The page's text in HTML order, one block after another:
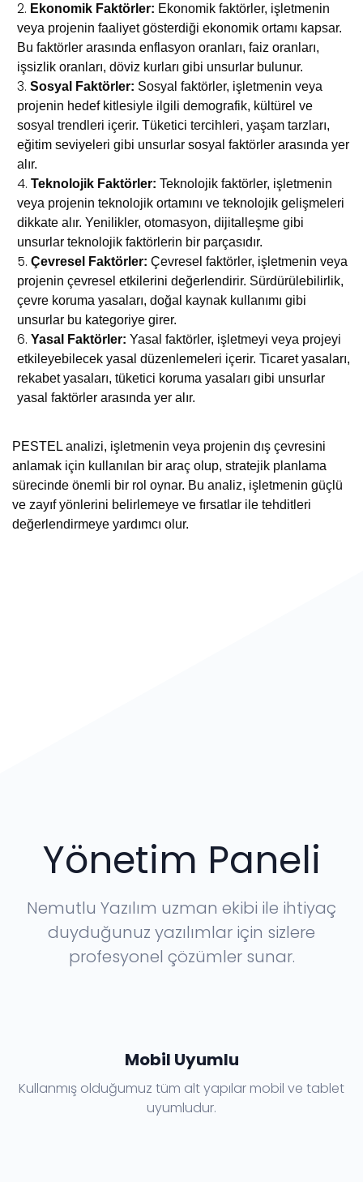
Ekonomik Faktörler: Ekonomik faktörler, işletmenin
veya projenin faaliyet gösterdiği ekonomik ortamı kapsar.
Bu faktörler arasında enflasyon oranları, faiz oranları,
işsizlik oranları, döviz kurları gibi unsurlar bulunur.
Sosyal Faktörler: Sosyal faktörler, işletmenin veya
projenin hedef kitlesiyle ilgili demografik, kültürel ve
sosyal trendleri içerir. Tüketici tercihleri, yaşam tarzları,
eğitim seviyeleri gibi unsurlar sosyal faktörler arasında yer
alır.
Teknolojik Faktörler: Teknolojik faktörler, işletmenin
veya projenin teknolojik ortamını ve teknolojik gelişmeleri
dikkate alır. Yenilikler, otomasyon, dijitalleşme gibi
unsurlar teknolojik faktörlerin bir parçasıdır.
Çevresel Faktörler: Çevresel faktörler, işletmenin veya
projenin çevresel etkilerini değerlendirir. Sürdürülebilirlik,
çevre koruma yasaları, doğal kaynak kullanımı gibi
unsurlar bu kategoriye girer.
Yasal Faktörler: Yasal faktörler, işletmeyi veya projeyi
etkileyebilecek yasal düzenlemeleri içerir. Ticaret yasaları,
rekabet yasaları, tüketici koruma yasaları gibi unsurlar
yasal faktörler arasında yer alır.
PESTEL analizi, işletmenin veya projenin dış çevresini
anlamak için kullanılan bir araç olup, stratejik planlama
sürecinde önemli bir rol oynar. Bu analiz, işletmenin güçlü
ve zayıf yönlerini belirlemeye ve fırsatlar ile tehditleri
değerlendirmeye yardımcı olur.
Yönetim Paneli
Nemutlu Yazılım uzman ekibi ile ihtiyaç
duyduğunuz yazılımlar için sizlere
profesyonel çözümler sunar.
Mobil Uyumlu
Kullanmış olduğumuz tüm alt yapılar mobil ve tablet
uyumludur.